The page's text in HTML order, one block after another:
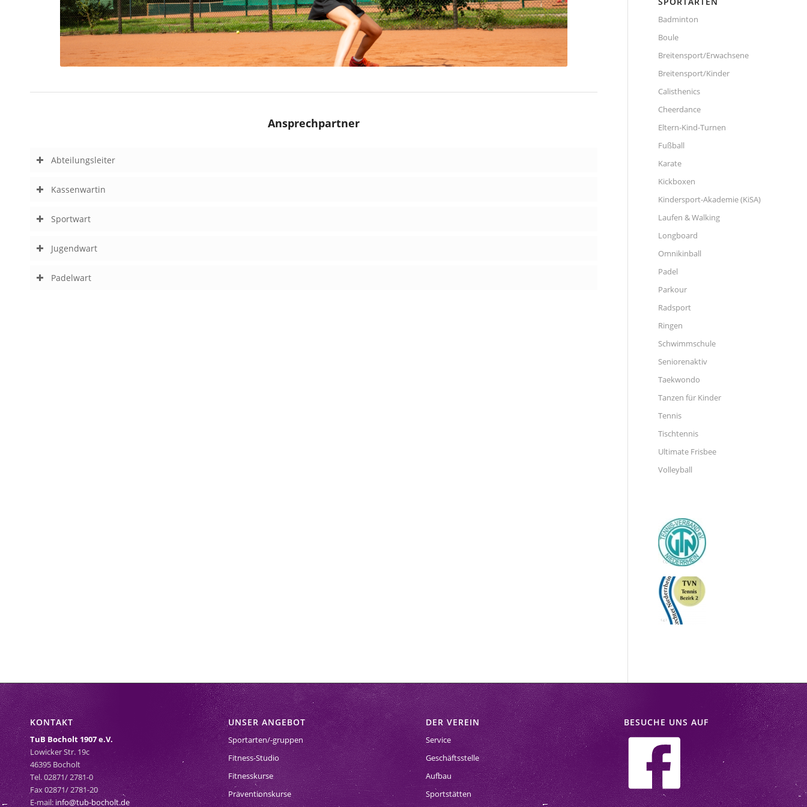
Ansprechpartner
Abteilungsleiter
Kassenwartin
Sportwart
Jugendwart
Padelwart
Badminton
Boule
Breitensport/Erwachsene
Breitensport/Kinder
Calisthenics
Cheerdance
Eltern-Kind-Turnen
Fußball
Karate
Kickboxen
Kindersport-Akademie (KiSA)
Laufen & Walking
Longboard
Omnikinball
Padel
Parkour
Radsport
Ringen
Schwimmschule
Seniorenaktiv
Taekwondo
Tanzen für Kinder
Tennis
Tischtennis
Ultimate Frisbee
Volleyball
KONTAKT
TuB Bocholt 1907 e.V.
Lowicker Str. 19c
46395 Bocholt
Tel. 02871/ 2781-0
Fax 02871/ 2781-20
E-mail:info@tub-bocholt.de
UNSER ANGEBOT
Sportarten/-gruppen
Fitness-Studio
Fitnesskurse
Präventionskurse
DER VEREIN
Service
Geschäftsstelle
Aufbau
Sportstätten
BESUCHE UNS AUF